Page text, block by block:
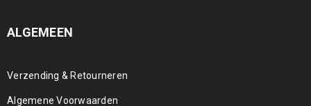
ALGEMEEN
Verzending & Retourneren
Algemene Voorwaarden